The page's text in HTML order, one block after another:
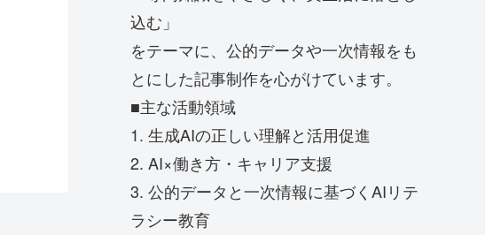
込む」
をテーマに、公的データや一次情報をも
とにした記事制作を心がけています。
■主な活動領域
1. 生成AIの正しい理解と活用促進
2. AI×働き方・キャリア支援
3. 公的データと一次情報に基づくAIリテ
ラシー教育